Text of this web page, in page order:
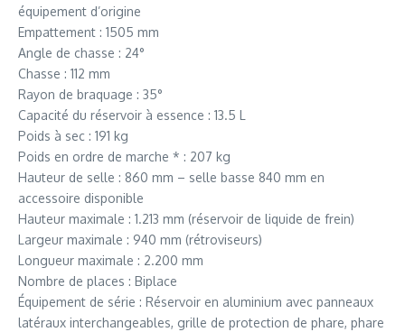
équipement d’origine
Empattement : 1505 mm
Angle de chasse : 24°
Chasse : 112 mm
Rayon de braquage : 35°
Capacité du réservoir à essence : 13.5 L
Poids à sec : 191 kg
Poids en ordre de marche * : 207 kg
Hauteur de selle : 860 mm – selle basse 840 mm en
accessoire disponible
Hauteur maximale : 1.213 mm (réservoir de liquide de frein)
Largeur maximale : 940 mm (rétroviseurs)
Longueur maximale : 2.200 mm
Nombre de places : Biplace
Équipement de série : Réservoir en aluminium avec panneaux
latéraux interchangeables, grille de protection de phare, phare